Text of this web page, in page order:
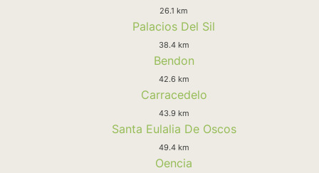
26.1 km
Palacios Del Sil
38.4 km
Bendon
42.6 km
Carracedelo
43.9 km
Santa Eulalia De Oscos
49.4 km
Oencia